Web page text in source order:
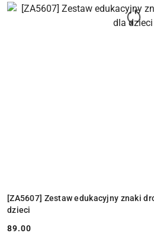
[ZA5607] Zestaw edukacyjny znaki
dzieci
89.00